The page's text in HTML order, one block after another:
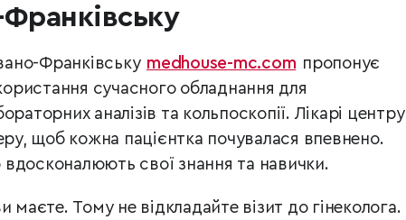
Франківську
Франківську medhouse-mc.com пропонує
сучасного обладнання для
аналізів та кольпоскопії. Лікарі центру
щоб кожна пацієнтка почувалася впевнено.
вдосконалюють свої знання та навички.
Тому не відкладайте візит до гінеколога.